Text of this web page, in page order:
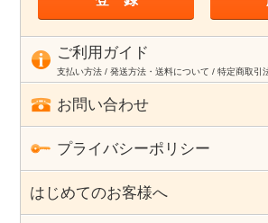
ご利用ガイド
支払い方法 / 発送方法・送料について / 特定商取引
お問い合わせ
プライバシーポリシー
はじめてのお客様へ